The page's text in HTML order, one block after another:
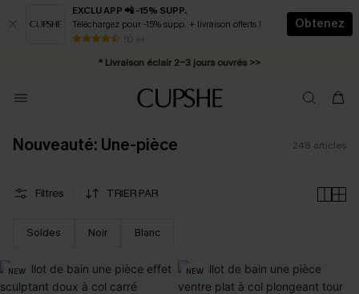
EXCLU APP 📲 -15% SUPP.
Téléchargez pour -15% supp. + livraison offerts !
50 k+
Obtenez
* Livraison éclair 2-3 jours ouvrés >>
Abonnement E-mail : -25% dès 4 achetés >>
Nouveauté: Une-pièce 248 articles
Filtres TRIER PAR
Soldes Noir Blanc
NEW NEW